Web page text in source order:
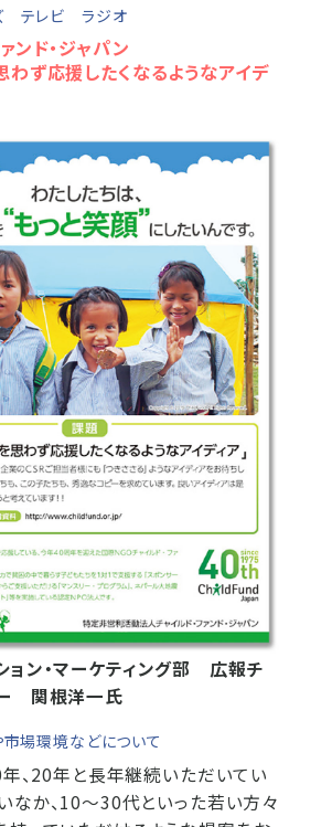
テレビ ラジオ
ンド・ジャパン
わず応援したくなるようなアイデ
ョン・マーケティング部 広報チ
関根洋一氏
市場環境などについて
年、20年と長年継続いただいてい
なか、10～30代といった若い方々